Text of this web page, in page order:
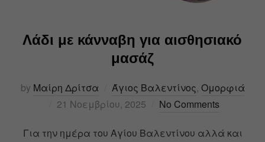
Λάδι με κάνναβη για αισθησιακό
μασάζ
by Μαίρη Δρίτσα Άγιος Βαλεντίνος, Ομορφιά
21 Νοεμβρίου, 2025
No Comments
Για την ημέρα του Αγίου Βαλεντίνου αλλά και